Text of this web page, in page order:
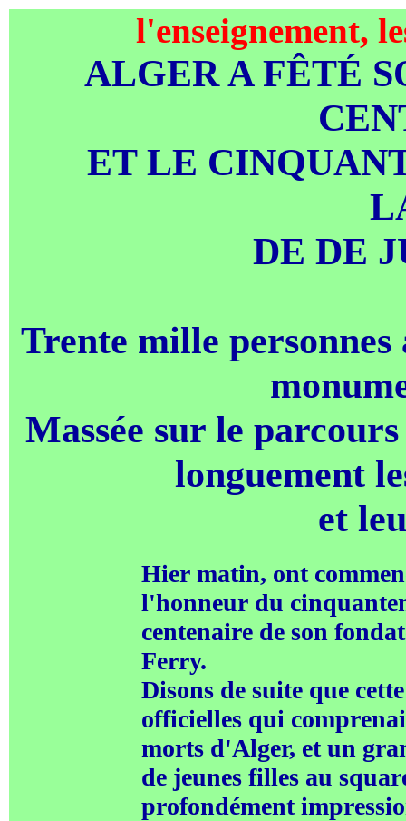
l'enseignement,
ALGER A FÊTÉ
ET LE
DE DE
Trente mille personnes
Massée sur le
longuement
et
Hier matin, ont
l'honneur du
centenaire de son
Ferry.
Disons de suite que
officielles qui
morts d'Alger, et un
de jeunes filles au
profondément